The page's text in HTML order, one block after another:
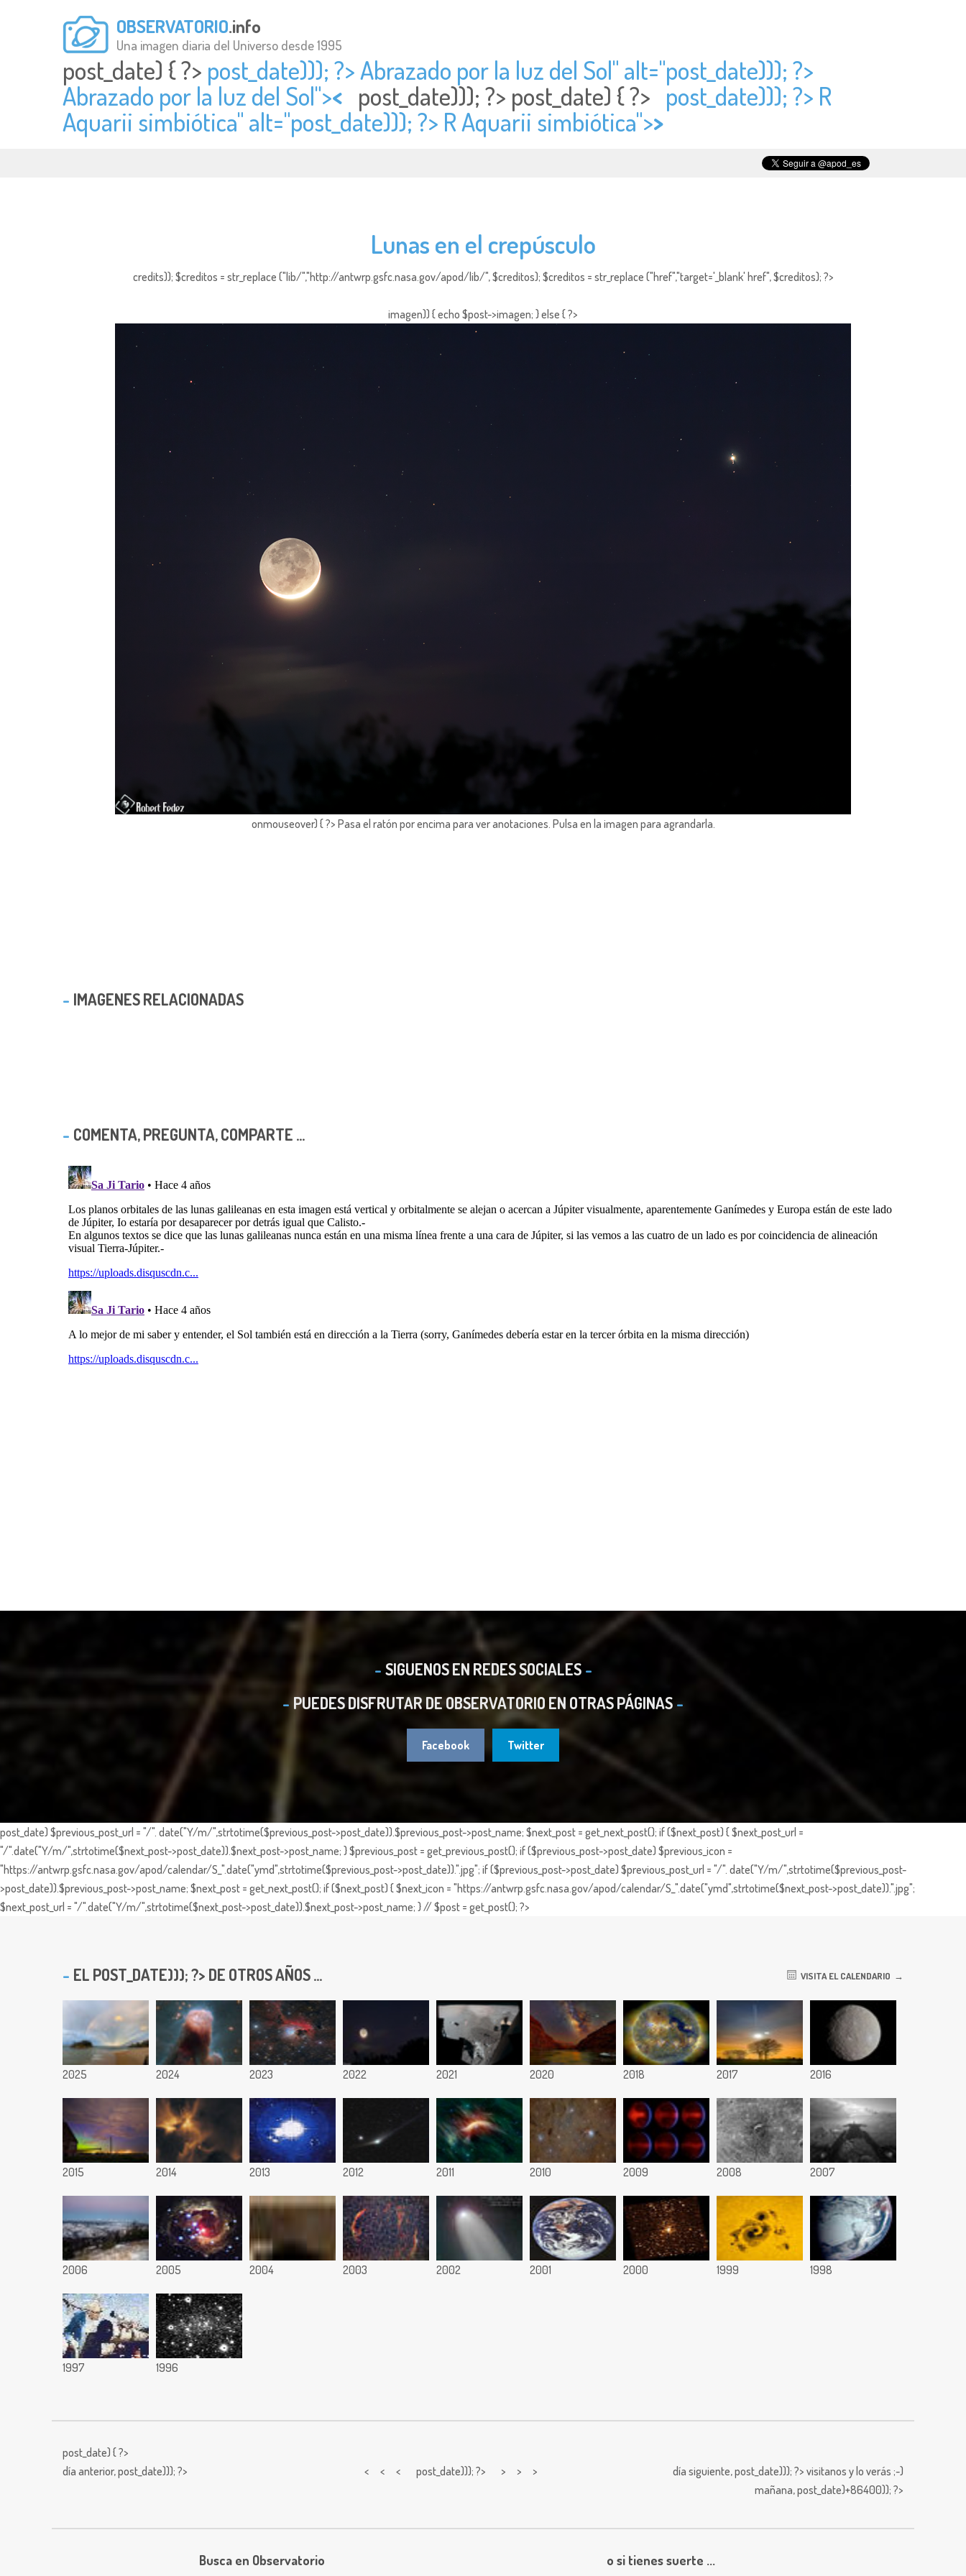
OBSERVATORIO.info
Una imagen diaria del Universo desde 1995
post_date) { ?> post_date))); ?> Abrazado por la luz del Sol" alt="post_date))); ?>
Abrazado por la luz del Sol">< post_date))); ?> post_date) { ?> post_date))); ?> R
Aquarii simbiótica" alt="post_date))); ?> R Aquarii simbiótica">>
Lunas en el crepúsculo
credits)); $creditos = str_replace ("lib/","http://antwrp.gsfc.nasa.gov/apod/lib/", $creditos); $creditos = str_replace ("href","target='_blank' href", $creditos); ?>
imagen)) { echo $post->imagen; } else { ?>
onmouseover) { ?> Pasa el ratón por encima para ver anotaciones. Pulsa en la imagen para agrandarla.
IMAGENES RELACIONADAS
COMENTA, PREGUNTA, COMPARTE ...
SIGUENOS EN REDES SOCIALES
PUEDES DISFRUTAR DE OBSERVATORIO EN OTRAS PÁGINAS
Facebook Twitter
post_date) $previous_post_url = "/". date("Y/m/",strtotime($previous_post->post_date)).$previous_post->post_name; $next_post = get_next_post(); if ($next_post) { $next_post_url =
"/".date("Y/m/",strtotime($next_post->post_date)).$next_post->post_name; } $previous_post = get_previous_post(); if ($previous_post->post_date) $previous_icon =
"https://antwrp.gsfc.nasa.gov/apod/calendar/S_".date("ymd",strtotime($previous_post->post_date)).".jpg"; if ($previous_post->post_date) $previous_post_url = "/". date("Y/m/",strtotime($previous_post-
>post_date)).$previous_post->post_name; $next_post = get_next_post(); if ($next_post) { $next_icon = "https://antwrp.gsfc.nasa.gov/apod/calendar/S_".date("ymd",strtotime($next_post->post_date)).".jpg";
$next_post_url = "/".date("Y/m/",strtotime($next_post->post_date)).$next_post->post_name; } // $post = get_post(); ?>
EL POST_DATE))); ?> DE OTROS AÑOS ... VISITA EL CALENDARIO
2025 2024 2023 2022 2021 2020 2018 2017 2016
2015 2014 2013 2012 2011 2010 2009 2008 2007
2006 2005 2004 2003 2002 2001 2000 1999 1998
1997 1996
post_date) { ?>
día anterior,post_date))); ?> < < < post_date))); ?> > > > día siguiente,post_date))); ?> visitanos y lo verás ;-)
mañana,post_date)+86400)); ?>
Busca en Observatorio o si tienes suerte ...